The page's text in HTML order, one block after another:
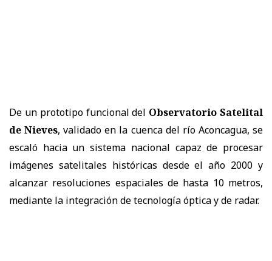
De un prototipo funcional del Observatorio Satelital
de Nieves, validado en la cuenca del río Aconcagua, se
escaló hacia un sistema nacional capaz de procesar
imágenes satelitales históricas desde el año 2000 y
alcanzar resoluciones espaciales de hasta 10 metros,
mediante la integración de tecnología óptica y de radar.